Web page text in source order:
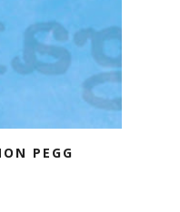
PEGG